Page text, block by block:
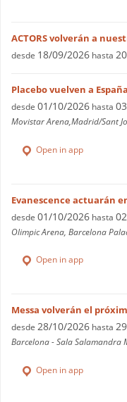
ACTORS volverán a
desde 18/09/2026 hasta
Placebo vuelven a
desde 01/10/2026 hasta
Movistar Arena,Madrid/Sant
Open in app
Evanescence actuarán
desde 01/10/2026 hasta
Olimpic Arena, Barcelona
Open in app
Messa volverán el
desde 28/10/2026 hasta
Barcelona - Sala Salamandra
Open in app